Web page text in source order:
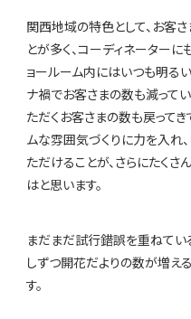
関西地域の特色として、お客さ
とが多く、コーディネーター
ョールーム内にはいつも明る
ナ禍でお客さまの数も減って
ただくお客さまの数も戻って
ムな雰囲気づくりに力を入れ
ただけることが、さらにたく
はと思います。
まだまだ試行錯誤を重ねてい
しずつ開花だよりの数が増え
す。